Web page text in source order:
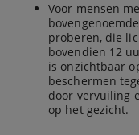
Voor mensen
proberen, die
bovendien 12
is onzichtbaar
beschermen
door vervuiling
op het gezicht.